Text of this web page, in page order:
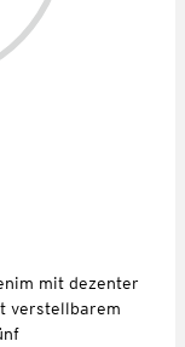
mit dezenter
verstellbarem